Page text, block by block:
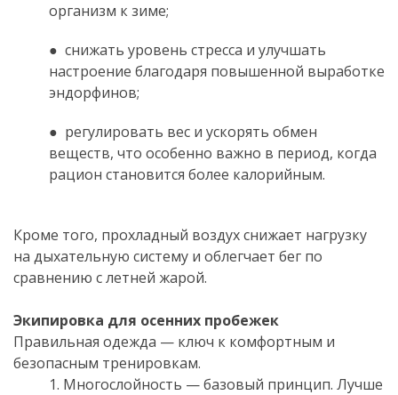
организм к зиме;
● снижать уровень стресса и улучшать
настроение благодаря повышенной выработке
эндорфинов;
● регулировать вес и ускорять обмен
веществ, что особенно важно в период, когда
рацион становится более калорийным.
Кроме того, прохладный воздух снижает нагрузку
на дыхательную систему и облегчает бег по
сравнению с летней жарой.
Экипировка для осенних пробежек
Правильная одежда — ключ к комфортным и
безопасным тренировкам.
1. Многослойность — базовый принцип. Лучше